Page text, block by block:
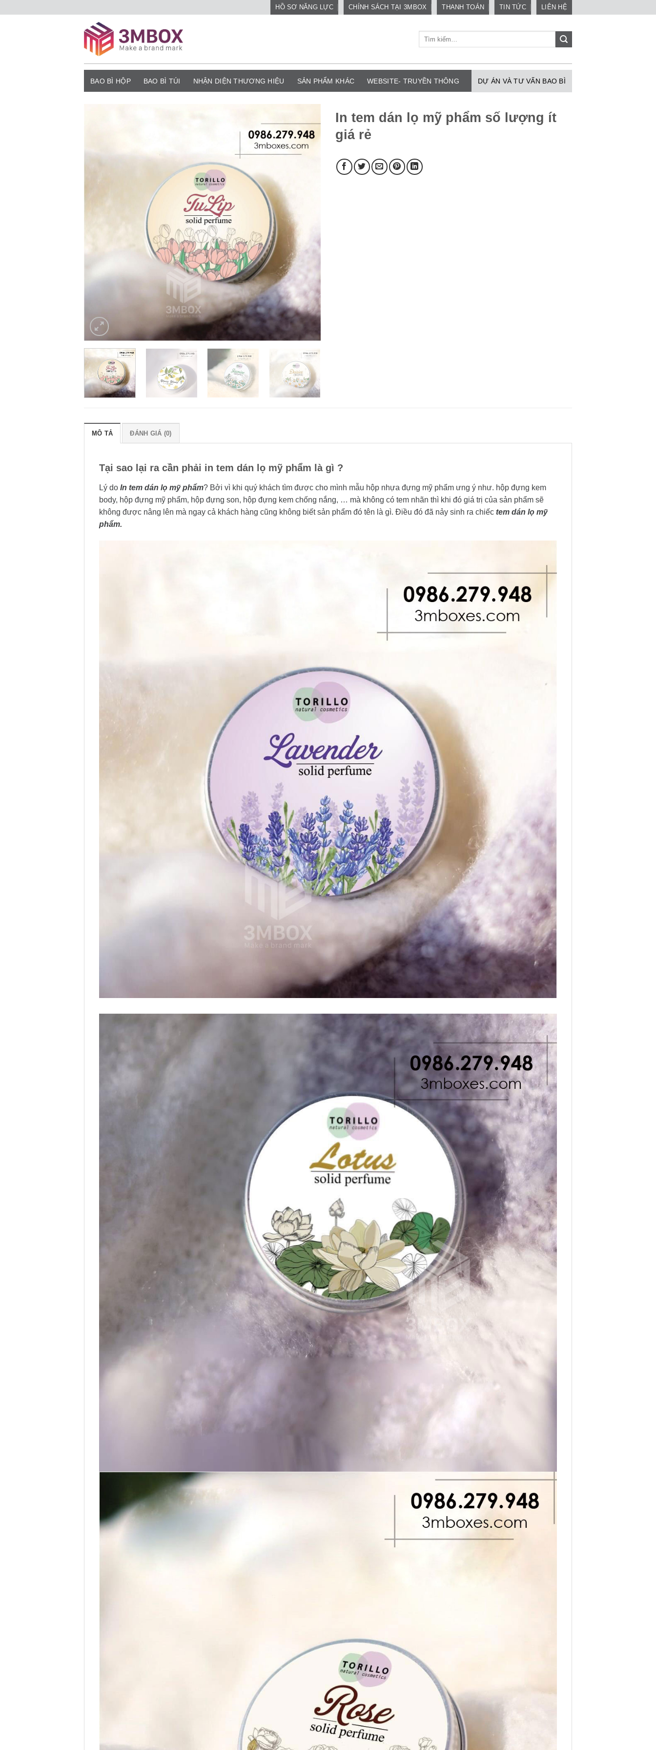
HỒ SƠ NĂNG LỰC CHÍNH SÁCH TẠI 3MBOX THANH TOÁN TIN TỨC LIÊN HỆ
BAO BÌ HỘP BAO BÌ TÚI NHẬN DIỆN THƯƠNG HIỆU SẢN PHẨM KHÁC WEBSITE- TRUYỀN THÔNG DỰ ÁN VÀ TƯ VẤN BAO BÌ
In tem dán lọ mỹ phẩm số lượng ít
giá rẻ
MÔ TẢ ĐÁNH GIÁ (0)
Tại sao lại ra cần phải in tem dán lọ mỹ phẩm là gì ?
Lý do In tem dán lọ mỹ phẩm? Bởi vì khi quý khách tìm được cho mình mẫu hộp nhựa đựng mỹ phẩm ưng ý như. hộp đựng kem
body, hộp đựng mỹ phẩm, hộp đựng son, hộp đựng kem chống nắng, … mà không có tem nhãn thì khi đó giá trị của sản phẩm sẽ
không được nâng lên mà ngay cả khách hàng cũng không biết sản phẩm đó tên là gì. Điều đó đã nảy sinh ra chiếc tem dán lọ mỹ
phẩm.